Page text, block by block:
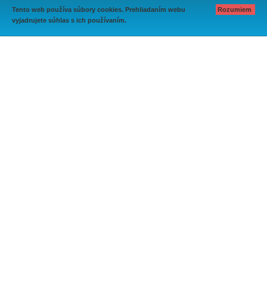
Tento web používa súbory cookies. Prehliadaním webu
vyjadrujete súhlas s ich používaním.
Rozumiem